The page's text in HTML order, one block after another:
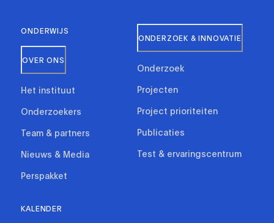
ONDERWIJS
OVER ONS
Het instituut
Onderzoekers
Team & partners
Nieuws & Media
Perspakket
ONDERZOEK & INNOVATIE
Onderzoek
Projecten
Project prioriteiten
Publicaties
Test & ervaringscentrum
KALENDER